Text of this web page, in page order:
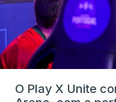
O Play X Unite